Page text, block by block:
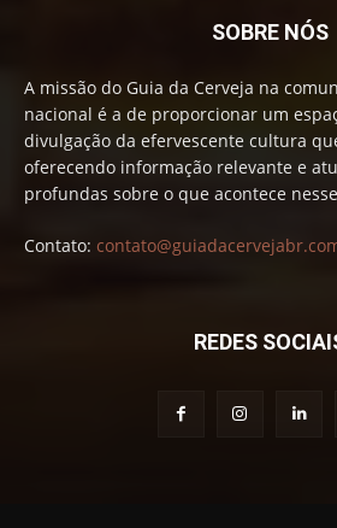
SOBRE NÓS
A missão do Guia da Cerveja na
nacional é a de proporcionar um
divulgação da efervescente cultura
oferecendo informação relevante e
profundas sobre o que acontece
Contato:
REDES